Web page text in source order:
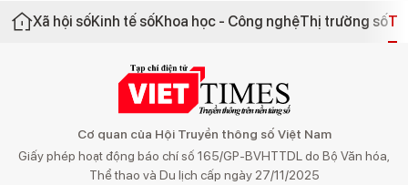
Xã hội sốKinh tế sốKhoa học - Công nghệThị trường số
Cơ quan của Hội Truyền thông số Việt Nam
Giấy phép hoạt động báo chí số 165/GP-BVHTTDL do Bộ Văn hóa,
Thể thao và Du lịch cấp ngày 27/11/2025